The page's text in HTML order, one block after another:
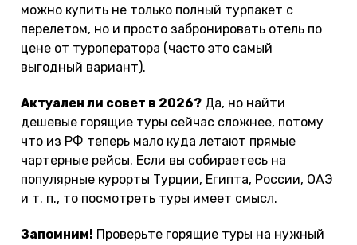
можно купить не только полный турпакет с
перелетом, но и просто забронировать отель по
цене от туроператора (часто это самый
выгодный вариант).
Актуален ли совет в 2026? Да, но найти
дешевые горящие туры сейчас сложнее, потому
что из РФ теперь мало куда летают прямые
чартерные рейсы. Если вы собираетесь на
популярные курорты Турции, Египта, России, ОАЭ
и т. п., то посмотреть туры имеет смысл.
Запомним! Проверьте горящие туры на нужный